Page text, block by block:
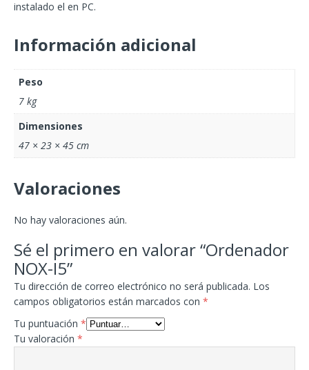
instalado el en PC.
Información adicional
Peso
7 kg
Dimensiones
47 × 23 × 45 cm
Valoraciones
No hay valoraciones aún.
Sé el primero en valorar “Ordenador
NOX-I5”
Tu dirección de correo electrónico no será publicada. Los
campos obligatorios están marcados con *
Tu puntuación *
Tu valoración *